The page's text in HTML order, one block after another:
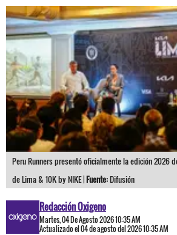
Peru Runners presentó oficialmente la edición 2026
de Lima & 10K by NIKE |Fuente:Difusión
Redacción Oxigeno
Martes, 04 De Agosto 2026 10:35 AM
Actualizado el 04 de agosto del 2026 10:35 AM